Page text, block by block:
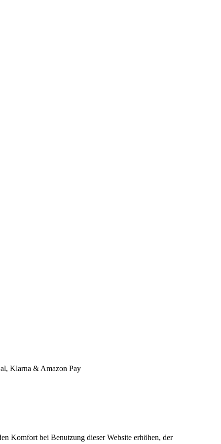
Klarna & Amazon Pay
Komfort bei Benutzung dieser Website erhöhen, der